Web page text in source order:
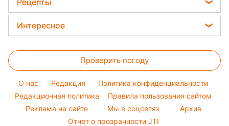
Новости Запорожья
Новости Львова
Новости Днепра
Новости Тернополя
Новости Житомира
Новости Одессы
Новости Харькова
Прогноз погоды
Магнитные бури
Ольга Сумская
Филипп Киркоров
Елена Зеленская
Кейт Миддлтон
Алла Пугачева
Максим Галкин
Рецепты
Закуски
Салаты
Простые блюда
Легкие десерты
Напитки
Праздничное меню
Интересное
Тесты по картинке
Оптические иллюзии
Народные приметы
Все о шоу-бизнесе
Проверить погоду
O нас Редакция
Политика конфиденциальности
Редакционная политика
Правила пользования сайтом
Реклама на сайте
Мы в соцсетях
Архив
Отчет о прозрачности JTI